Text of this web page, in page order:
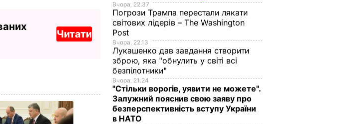
Читати
Вчора, 22.37
Погрози Трампа перестали лякати
світових лідерів – The Washington
Post
Вчора, 22.13
Лукашенко дав завдання створити
зброю, яка "обнулить у світі всі
безпілотники"
Вчора, 21.24
"Стільки ворогів, уявити не можете".
Залужний пояснив свою заяву про
безперспективність вступу України
в НАТО